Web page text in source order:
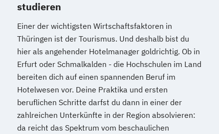
studieren
Einer der wichtigsten Wirtschaftsfaktoren in
Thüringen ist der Tourismus. Und deshalb bist du
hier als angehender Hotelmanager goldrichtig. Ob in
Erfurt oder Schmalkalden - die Hochschulen im Land
bereiten dich auf einen spannenden Beruf im
Hotelwesen vor. Deine Praktika und ersten
beruflichen Schritte darfst du dann in einer der
zahlreichen Unterkünfte in der Region absolvieren:
da reicht das Spektrum vom beschaulichen